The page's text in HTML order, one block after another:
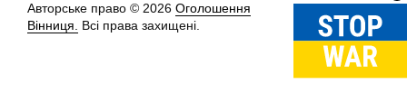
Авторське право © 2026 Оголошення
Вінниця.
Всі права захищені.
Вгору↑